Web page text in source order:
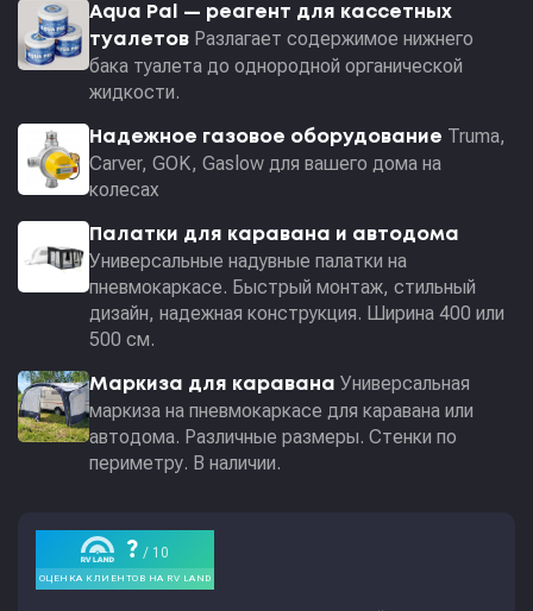
Aqua Pal — pеагент для кассетных
туалетов Разлагает содержимое нижнего
бака туалета до однородной органической
жидкости.
Надежное газовое оборудование Truma,
Carver, GOK, Gaslow для вашего дома на
колесах
Палатки для каравана и автодома
Универсальные надувные палатки на
пневмокаркасе. Быстрый монтаж, стильный
дизайн, надежная конструкция. Ширина 400 или
500 см.
Маркиза для каравана Универсальная
маркиза на пневмокаркасе для каравана или
автодома. Различные размеры. Стенки по
периметру. В наличии.